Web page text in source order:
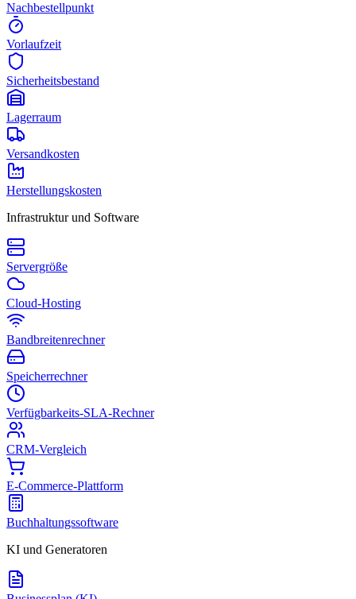
Nachbestellpunkt
Vorlaufzeit
Sicherheitsbestand
Lagerraum
Versandkosten
Herstellungskosten
Infrastruktur und Software
Servergröße
Cloud-Hosting
Bandbreitenrechner
Speicherrechner
Verfügbarkeits-SLA-Rechner
CRM-Vergleich
E-Commerce-Plattform
Buchhaltungssoftware
KI und Generatoren